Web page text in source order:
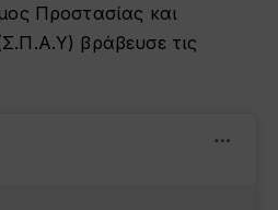
Προστασίας και
βράβευσε τις